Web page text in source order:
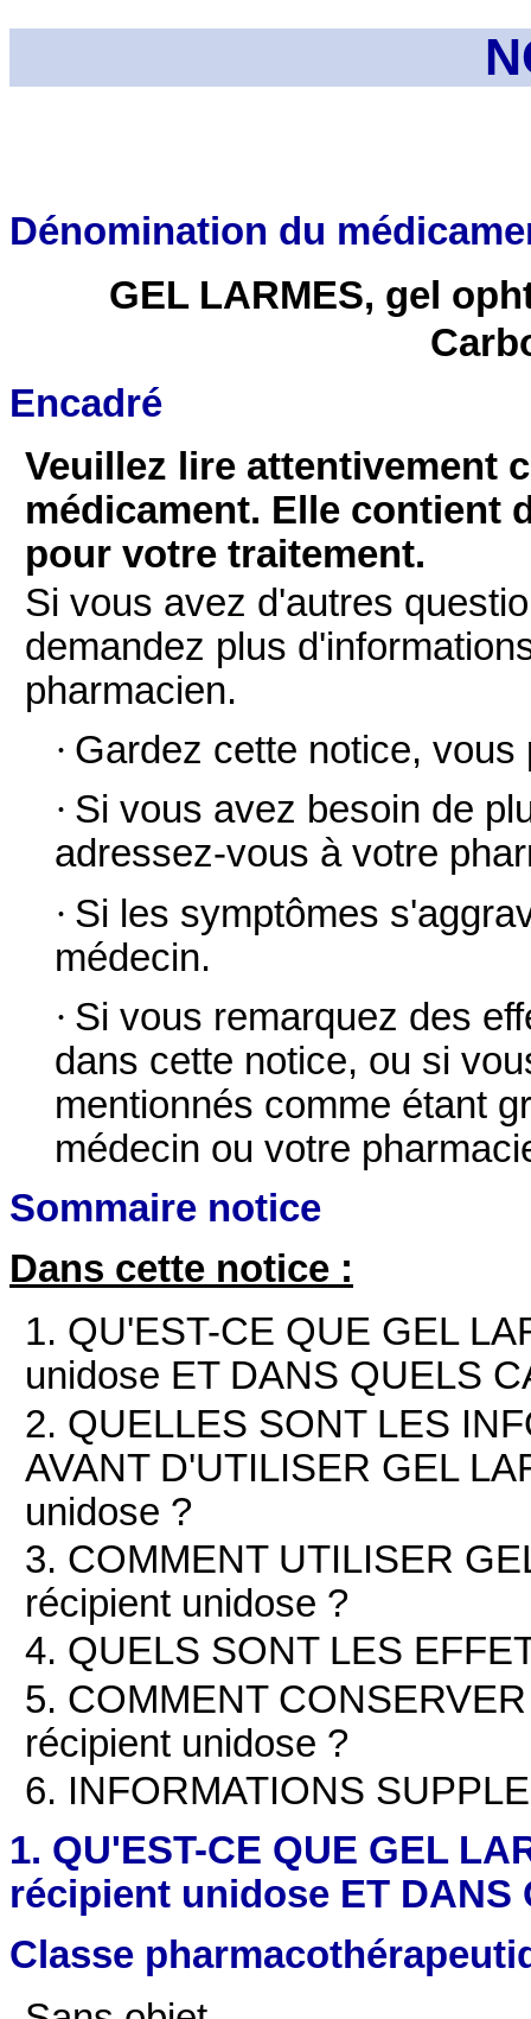
Dénomination du
GEL LARMES, gel
Encadré
Veuillez lire attentivement
médicament. Elle contient
pour votre traitement.
Si vous avez d'autres
demandez plus
pharmacien.
· Gardez cette notice,
· Si vous avez besoin de
adressez-vous à votre
· Si les symptômes
médecin.
· Si vous remarquez des
dans cette notice, ou si
mentionnés comme étant
médecin ou votre
Sommaire notice
Dans cette notice :
1. QU'EST-CE QUE GEL
unidose ET DANS QUELS
2. QUELLES SONT LES
AVANT D'UTILISER GEL
unidose ?
3. COMMENT UTILISER
récipient unidose ?
4. QUELS SONT LES
5. COMMENT
récipient unidose ?
6. INFORMATIONS
1. QU'EST-CE QUE GEL
récipient unidose ET DANS
Classe